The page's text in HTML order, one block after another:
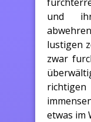
und
lustigen
zwar
richtigen
etwas im